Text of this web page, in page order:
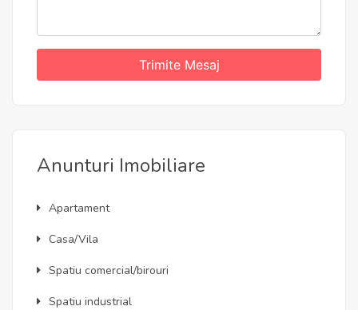
Trimite Mesaj
Anunturi Imobiliare
Apartament
Casa/Vila
Spatiu comercial/birouri
Spatiu industrial